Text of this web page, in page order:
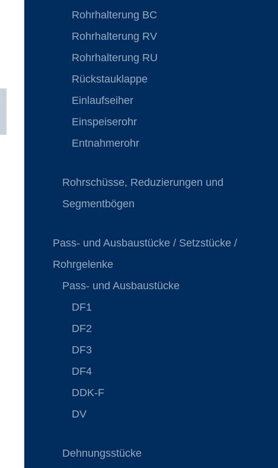
Rohrhalterung BC
Rohrhalterung RV
Rohrhalterung RU
Rückstauklappe
Einlaufseiher
Einspeiserohr
Entnahmerohr
Rohrschüsse, Reduzierungen und
Segmentbögen
Pass- und Ausbaustücke / Setzstücke /
Rohrgelenke
Pass- und Ausbaustücke
DF1
DF2
DF3
DF4
DDK-F
DV
Dehnungsstücke